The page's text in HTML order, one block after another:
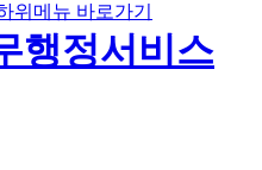
위메뉴 바로가기